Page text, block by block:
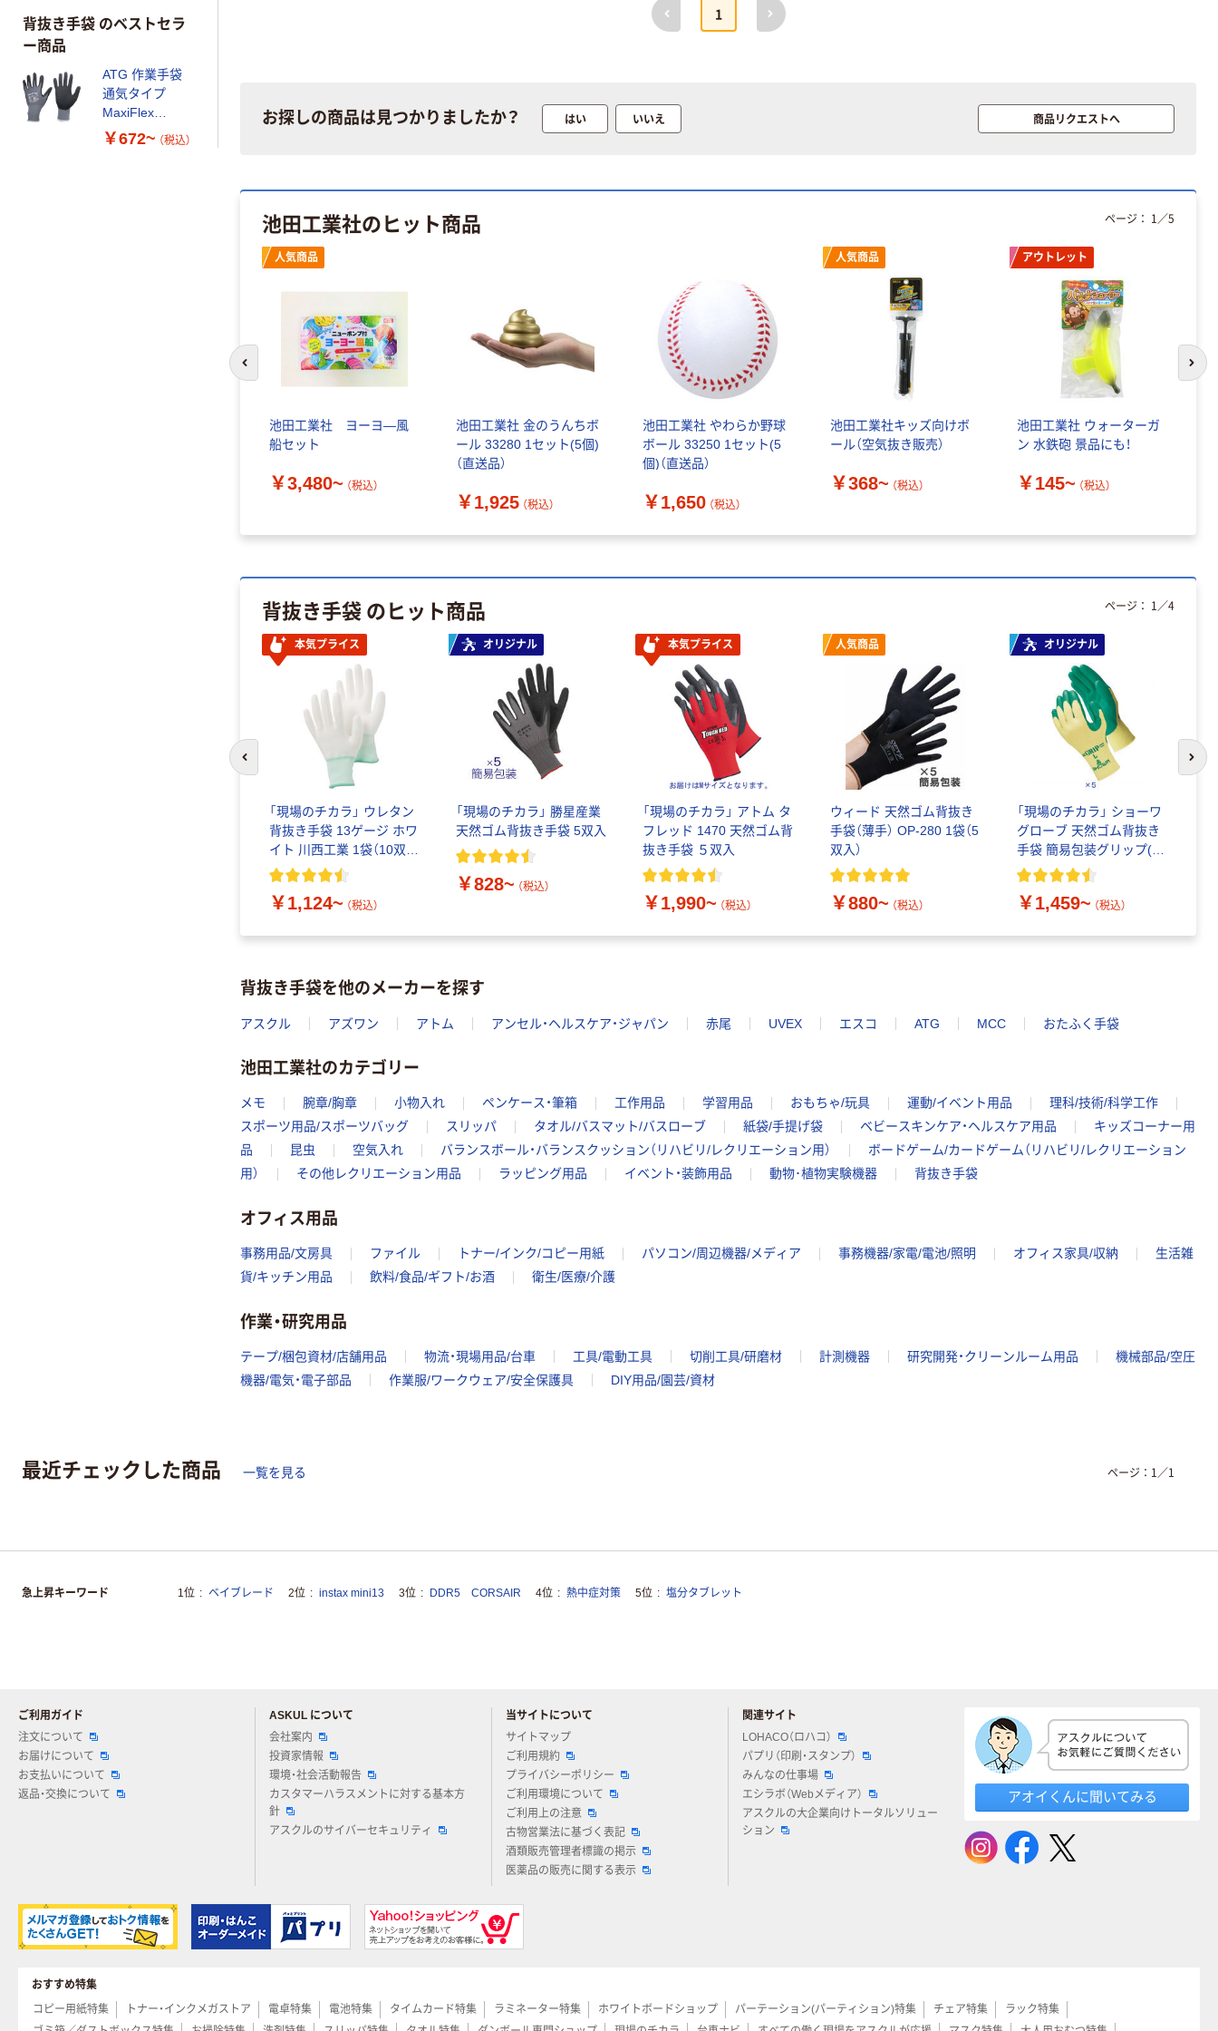
前へ
1
次へ
お探しの商品は見つかりましたか？ はい いいえ 商品リクエストへ
池田工業社のヒット商品
人気商品
池田工業社 ヨーヨ―風
船セット
￥3,480~ （税込）
池田工業社 金のうんちボ
ール 33280 1セット(5個)
（直送品）
￥1,925 （税込）
池田工業社 やわらか野球
ボール 33250 1セット(5
個)（直送品）
￥1,650 （税込）
人気商品
池田工業社キッズ向けボ
ール（空気抜き販売）
￥368~ （税込）
アウトレット
池田工業社 ウォーターガ
ン 水鉄砲 景品にも！
￥145~ （税込）
ページ： 1 ／5
前のスライドへ 次
背抜き手袋 のヒット商品
本気プライス
「現場のチカラ」 ウレタン
背抜き手袋 13ゲージ ホワ
イト 川西工業 1袋（10双
入）
￥1,124~ （税込）
オリジナル
「現場のチカラ」 勝星産業
天然ゴム背抜き手袋 5双入
￥828~ （税込）
本気プライス
「現場のチカラ」 アトム タ
フレッド 1470 天然ゴム背
抜き手袋 ５双入
￥1,990~ （税込）
人気商品
ウィード 天然ゴム背抜き
手袋（薄手） OP-280 1袋（5
双入）
￥880~ （税込）
オリジナル
「現場のチカラ」 ショーワ
グローブ 天然ゴム背抜き
手袋 簡易包装グリップ(ソ
フトタイプ) 310 5双入
￥1,459~ （税込）
ページ： 1 ／4
前のスライドへ 次
背抜き手袋を他のメーカーを探す
アスクル アズワン アトム アンセル・ヘルスケア・ジャパン 赤尾 UVEX エスコ ATG MCC おたふく手袋
池田工業社のカテゴリー
メモ 腕章/胸章 小物入れ ペンケース・筆箱 工作用品 学習用品 おもちゃ/玩具 運動/イベント用品
理科/技術/科学工作
スポーツ用品/スポーツバッグ
スリッパ タオル/バスマット/バスローブ 紙袋/手提げ袋 ベビースキンケア・ヘルスケア用品
キッズコーナー用
品
昆虫 空気入れ バランスボール・バランスクッション（リハビリ/レクリエーション用）
ボードゲーム/カードゲーム（リハビリ/レクリエーション
用）
その他レクリエーション用品 ラッピング用品 イベント・装飾用品 動物･植物実験機器 背抜き手袋
オフィス用品
事務用品/文房具 ファイル トナー/インク/コピー用紙 パソコン/周辺機器/メディア 事務機器/家電/電池/照明 オフィス家具/収納
生活雑
貨/キッチン用品
飲料/食品/ギフト/お酒 衛生/医療/介護
作業・研究用品
テープ/梱包資材/店舗用品 物流・現場用品/台車 工具/電動工具 切削工具/研磨材 計測機器 研究開発・クリーンルーム用品
機械部品/空圧
機器/電気・電子部品
作業服/ワークウェア/安全保護具 DIY用品/園芸/資材
背抜き手袋 のベストセラ
ー商品
ATG 作業手袋
通気タイプ
MaxiFlex
Ultimate 42-874
グレー/ブラック
￥672~ （税込）
最近チェックした商品 一覧を見る ページ： 1 ／1
急上昇キーワード 1位 ベイブレード 2位 instax mini13 3位 DDR5 CORSAIR 4位 熱中症対策 5位 塩分タブレット
ご利用ガイド
注文について
お届けについて
お支払いについて
返品・交換について
ASKUL について
会社案内
投資家情報
環境・社会活動報告
カスタマーハラスメントに対する基本方
針
アスクルのサイバーセキュリティ
当サイトについて
サイトマップ
ご利用規約
プライバシーポリシー
ご利用環境について
ご利用上の注意
古物営業法に基づく表記
酒類販売管理者標識の掲示
医薬品の販売に関する表示
関連サイト
LOHACO（ロハコ）
パプリ（印刷・スタンプ）
みんなの仕事場
エシラボ（Webメディア）
アスクルの大企業向けトータルソリュー
ション
アオイくんに聞いてみる
おすすめ特集
コピー用紙特集
トナー・インクメガストア 電卓特集 電池特集 タイムカード特集 ラミネーター特集 ホワイトボードショップ パーテーション(パーティション)特集 チェア特集
ラック特集